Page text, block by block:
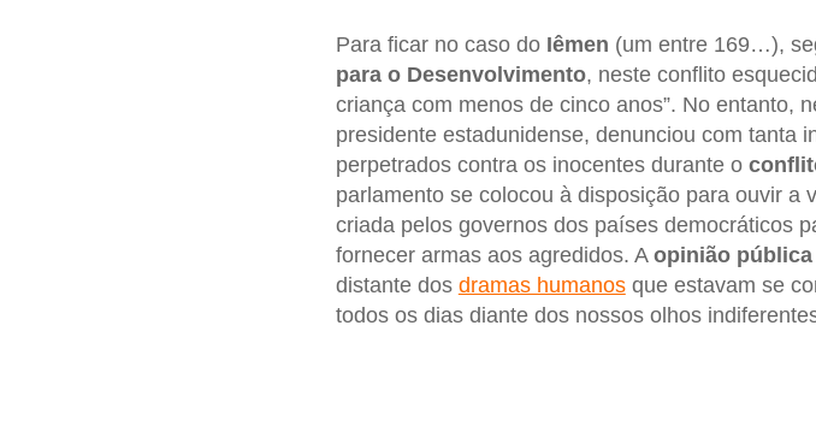
Para ficar no caso do Iêmen (um entre 169…),
para o Desenvolvimento, neste conflito
criança com menos de cinco anos”. No entanto,
presidente estadunidense, denunciou com tanta
perpetrados contra os inocentes durante o
parlamento se colocou à disposição para ouvir a
criada pelos governos dos países democráticos
fornecer armas aos agredidos. A opinião pública
distante dos dramas humanosque estavam se
todos os dias diante dos nossos olhos